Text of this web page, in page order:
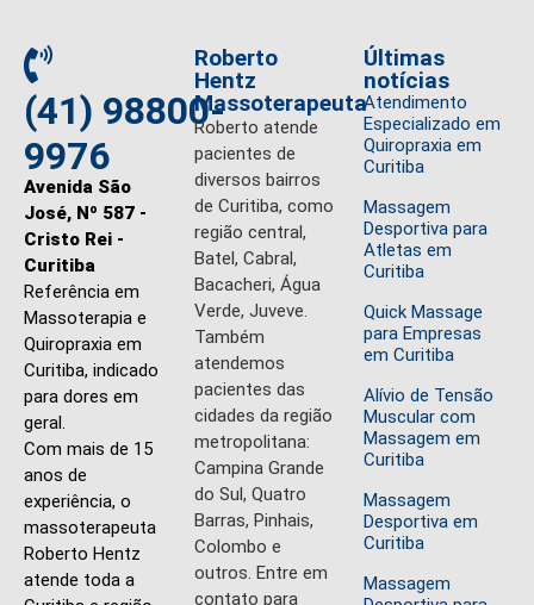
(41) 98800-
9976
Avenida São
José, Nº 587 -
Cristo Rei -
Curitiba
Referência em
Massoterapia e
Quiropraxia em
Curitiba, indicado
para dores em
geral.
Com mais de 15
anos de
experiência, o
massoterapeuta
Roberto Hentz
atende toda a
Roberto
Hentz
Massoterapeuta
Roberto atende
pacientes de
diversos bairros
de Curitiba, como
região central,
Batel, Cabral,
Bacacheri, Água
Verde, Juveve.
Também
atendemos
pacientes das
cidades da região
metropolitana:
Campina Grande
do Sul, Quatro
Barras, Pinhais,
Colombo e
outros. Entre em
contato para
Últimas
notícias
Atendimento
Especializado em
Quiropraxia em
Curitiba
Massagem
Desportiva para
Atletas em
Curitiba
Quick Massage
para Empresas
em Curitiba
Alívio de Tensão
Muscular com
Massagem em
Curitiba
Massagem
Desportiva em
Curitiba
Massagem